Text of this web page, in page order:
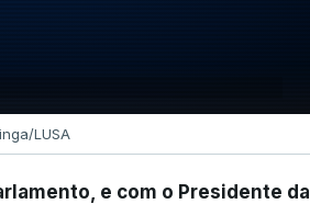
LUSA
e com o Presidente da